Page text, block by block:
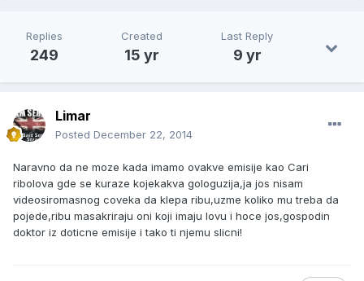
Replies
249
Created
15 yr
Last Reply
9 yr
Limar
Posted December 22, 2014
Naravno da ne moze kada imamo ovakve emisije kao Cari
ribolova gde se kuraze kojekakva gologuzija,ja jos nisam
videosiromasnog coveka da klepa ribu,uzme koliko mu treba da
pojede,ribu masakriraju oni koji imaju lovu i hoce jos,gospodin
doktor iz doticne emisije i tako ti njemu slicni!